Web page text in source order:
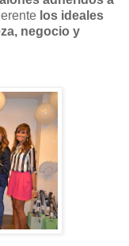
los ideales
negocio y